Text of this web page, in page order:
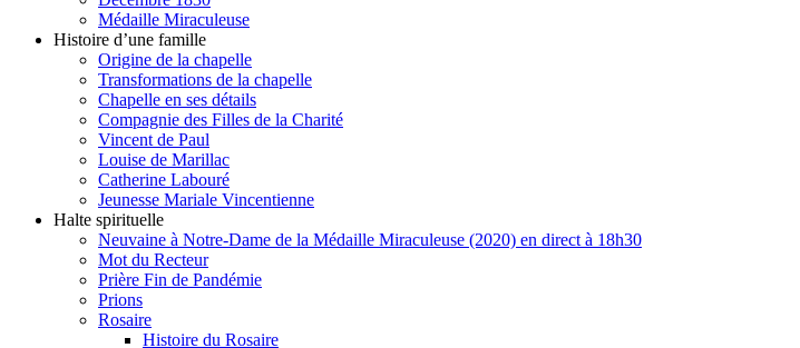
Médaille Miraculeuse
Histoire d’une famille
Origine de la chapelle
Transformations de la chapelle
Chapelle en ses détails
Compagnie des Filles de la Charité
Vincent de Paul
Louise de Marillac
Catherine Labouré
Jeunesse Mariale Vincentienne
Halte spirituelle
Neuvaine à Notre-Dame de la Médaille Miraculeuse (2020) en direct à 18h30
Mot du Recteur
Prière Fin de Pandémie
Prions
Rosaire
Histoire du Rosaire